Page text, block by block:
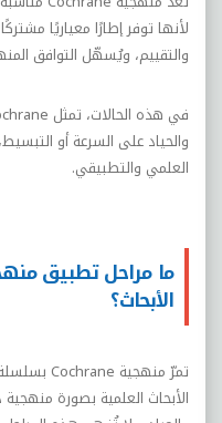
لأنها توفر إطارًا معياريًا
والتقييم، ويُسهّل التوافق
في هذه الحالات، تمثل
والحياد على السرعة أو
العلمي والتطبيقي.
الأبحاث؟
تمرّ منهجية Cochrane
الأبحاث العلمية بصورة